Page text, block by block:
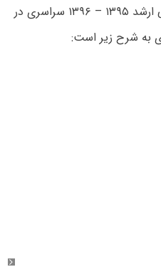
ظرفیت پذیرش آزمون کارشناسی ارشد ۱۳۹۵ – ۱۳۹۶ سراسری در
به شرح زیر است: